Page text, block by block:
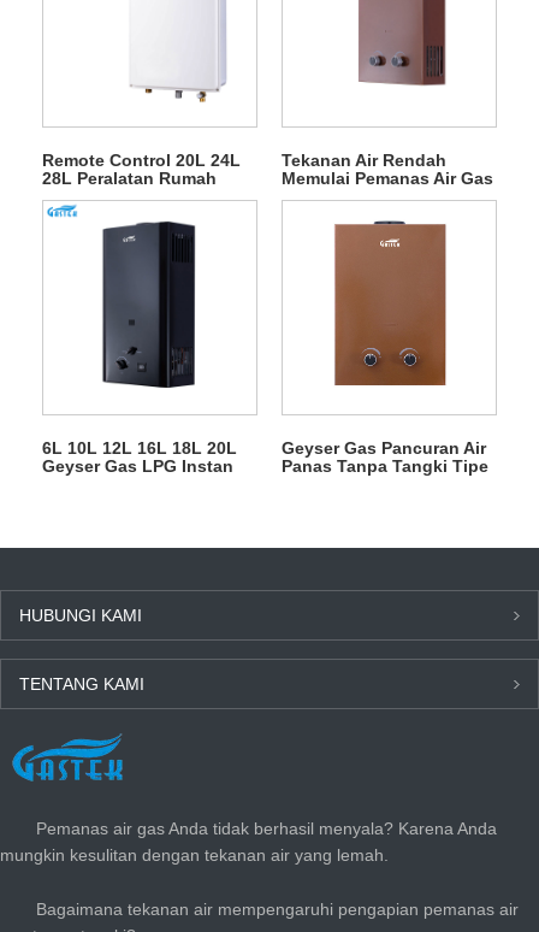
Remote Control 20L 24L
28L Peralatan Rumah
Pemanas Air Gas Luar
Ruang
Tekanan Air Rendah
Memulai Pemanas Air Gas
LPG Tipe Buang
6L 10L 12L 16L 18L 20L
Geyser Gas LPG Instan
Geyser Gas Pancuran Air
Panas Tanpa Tangki Tipe
HUBUNGI KAMI
TENTANG KAMI
BERITA TERBARU
Pemanas air gas Anda tidak berhasil menyala? Karena Anda
mungkin kesulitan dengan tekanan air yang lemah.
Bagaimana tekanan air mempengaruhi pengapian pemanas air